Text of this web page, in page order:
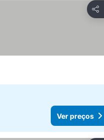
Ver preços